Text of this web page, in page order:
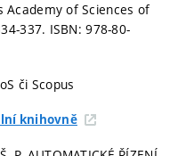
of Sciences of
337. ISBN: 978-80-
či Scopus
knihovně